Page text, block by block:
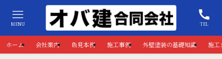
TEL
MENU
ホーム 会社案内 色見本例 施工事例 外壁塗装の基礎知識 施工